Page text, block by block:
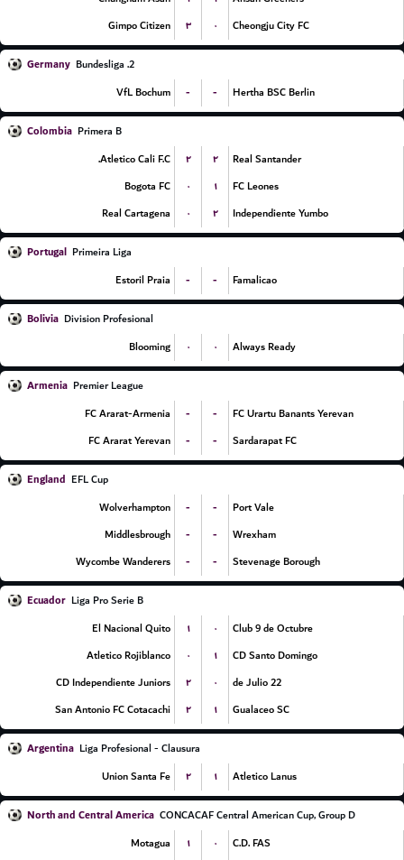
Gimpo Citizen
۳ ۰ Cheongju City FC
Germany
2. Bundesliga
VfL Bochum
- - Hertha BSC Berlin
Colombia Primera B
Atletico Cali F.C.
۲ ۲
Real Santander
Bogota FC
۰ ۱
FC Leones
Real Cartagena
۰ ۲ Independiente Yumbo
Portugal Primeira Liga
Estoril Praia
- - Famalicao
Bolivia Division Profesional
Blooming
۰ ۰ Always Ready
Armenia Premier League
FC Ararat-Armenia
- -
FC Urartu Banants Yerevan
FC Ararat Yerevan
- - Sardarapat FC
England EFL Cup
Wolverhampton
- -
Port Vale
Middlesbrough
- -
Wrexham
Wycombe Wanderers
- - Stevenage Borough
Ecuador Liga Pro Serie B
El Nacional Quito
۱ ۰
Club 9 de Octubre
Atletico Rojiblanco
۰ ۱
CD Santo Domingo
CD Independiente Juniors
۲ ۰
22 de Julio
San Antonio FC Cotacachi
۲ ۱ Gualaceo SC
Argentina Liga Profesional - Clausura
Union Santa Fe
۲ ۱ Atletico Lanus
North and Central America CONCACAF Central American Cup, Group D
Motagua
۱ ۰
C.D. FAS